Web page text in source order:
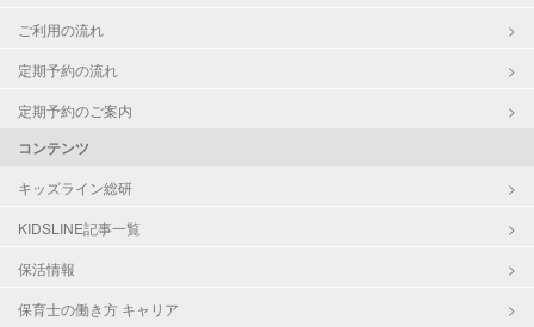
ご利用の流れ
定期予約の流れ
定期予約のご案内
コンテンツ
キッズライン総研
KIDSLINE記事一覧
保活情報
保育士の働き方 キャリア